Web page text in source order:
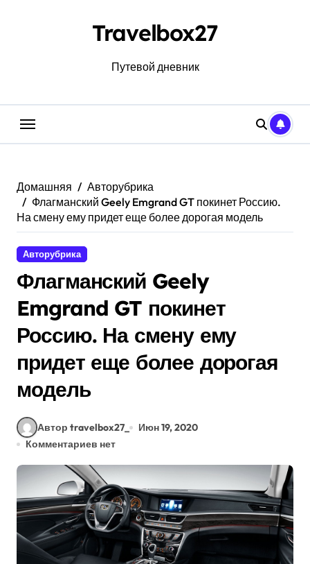
Travelbox27
Путевой дневник
Домашняя
Авторубрика
Флагманский Geely Emgrand GT покинет Россию.
На смену ему придет еще более дорогая модель
Авторубрика
Флагманский Geely
Emgrand GT покинет
Россию. На смену ему
придет еще более дорогая
модель
Автор travelbox27_
Июн 19, 2020
Комментариев нет